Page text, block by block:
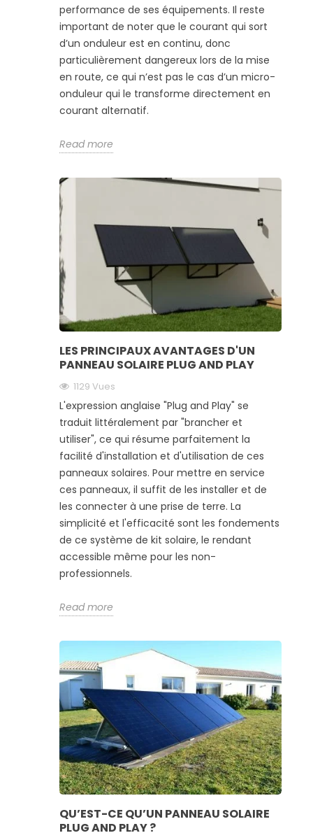
performance de ses équipements. Il reste
important de noter que le courant qui sort
d’un onduleur est en continu, donc
particulièrement dangereux lors de la mise
en route, ce qui n’est pas le cas d’un micro-
onduleur qui le transforme directement en
courant alternatif.
Read more
LES PRINCIPAUX AVANTAGES D'UN
PANNEAU SOLAIRE PLUG AND PLAY
1129 Vues
L'expression anglaise "Plug and Play" se
traduit littéralement par "brancher et
utiliser", ce qui résume parfaitement la
facilité d'installation et d'utilisation de ces
panneaux solaires. Pour mettre en service
ces panneaux, il suffit de les installer et de
les connecter à une prise de terre. La
simplicité et l'efficacité sont les fondements
de ce système de kit solaire, le rendant
accessible même pour les non-
professionnels.
Read more
QU’EST-CE QU’UN PANNEAU SOLAIRE
PLUG AND PLAY ?